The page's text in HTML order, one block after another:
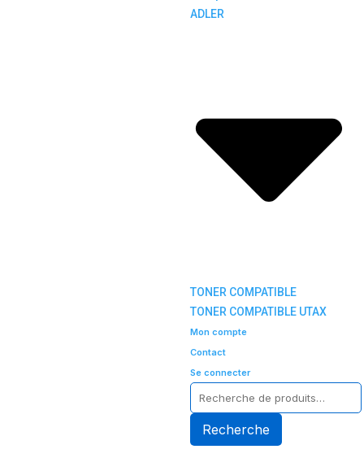
ADLER
TONER COMPATIBLE
TONER COMPATIBLE UTAX
Mon compte
Contact
Se connecter